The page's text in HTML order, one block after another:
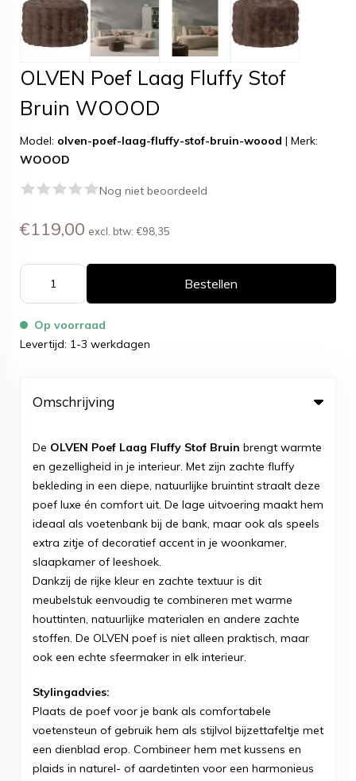
OLVEN Poef Laag Fluffy Stof
Bruin WOOOD
Model: olven-poef-laag-fluffy-stof-bruin-woood | Merk:
WOOOD
Nog niet beoordeeld
€119,00 excl. btw: €98,35
Bestellen
Op voorraad
Levertijd: 1-3 werkdagen
Omschrijving
De OLVEN Poef Laag Fluffy Stof Bruin brengt warmte
en gezelligheid in je interieur. Met zijn zachte fluffy
bekleding in een diepe, natuurlijke bruintint straalt deze
poef luxe én comfort uit. De lage uitvoering maakt hem
ideaal als voetenbank bij de bank, maar ook als speels
extra zitje of decoratief accent in je woonkamer,
slaapkamer of leeshoek.
Dankzij de rijke kleur en zachte textuur is dit
meubelstuk eenvoudig te combineren met warme
houttinten, natuurlijke materialen en andere zachte
stoffen. De OLVEN poef is niet alleen praktisch, maar
ook een echte sfeermaker in elk interieur.
Stylingadvies:
Plaats de poef voor je bank als comfortabele
voetensteun of gebruik hem als stijlvol bijzettafeltje met
een dienblad erop. Combineer hem met kussens en
plaids in naturel- of aardetinten voor een harmonieus